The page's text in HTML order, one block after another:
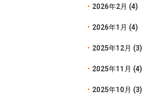
2026年2月 (4)
2026年1月 (4)
2025年12月 (3)
2025年11月 (4)
2025年10月 (3)